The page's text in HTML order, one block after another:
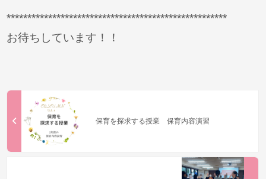
*****************************************************
お待ちしています！！
保育を探求する授業 保育内容演習